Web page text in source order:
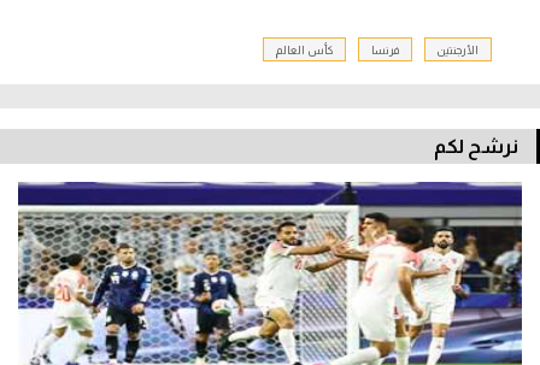
الأرجنتين فرنسا كأس العالم
نرشح لكم